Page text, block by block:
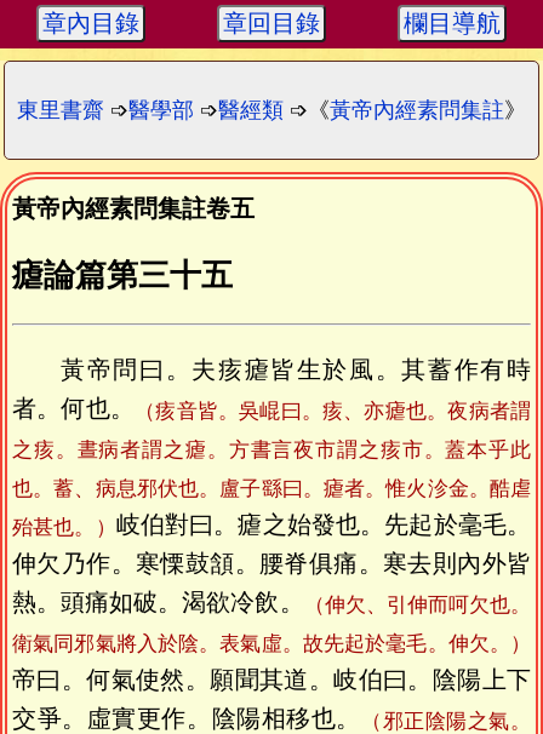
章內目錄 章回目錄 欄目導航
東里書齋 ➩醫學部 ➩醫經類 ➩《黃帝內經素問集註》
黃帝內經素問集註卷五
瘧論篇第三十五
黃帝問曰。夫痎瘧皆生於風。其蓄作有時
者。何也。
（痎音皆。吳崐曰。痎、亦瘧也。夜病者謂
之痎。晝病者謂之瘧。方書言夜市謂之痎市。蓋本乎此
也。蓄、病息邪伏也。盧子繇曰。瘧者。惟火沴金。酷虐
殆甚也。） 岐伯對曰。瘧之始發也。先起於毫毛。
伸欠乃作。寒慄鼓頷。腰脊俱痛。寒去則內外皆
熱。頭痛如破。渴欲冷飲。
（伸欠、引伸而呵欠也。
衛氣同邪氣將入於陰。表氣虛。故先起於毫毛。伸欠。）
帝曰。何氣使然。願聞其道。岐伯曰。陰陽上下
交爭。虛實更作。陰陽相移也。
（邪正陰陽之氣。